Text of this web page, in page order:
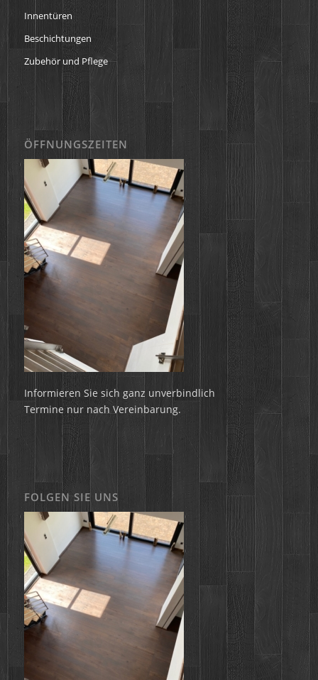
Innentüren
Beschichtungen
Zubehör und Pflege
ÖFFNUNGSZEITEN
Informieren Sie sich ganz unverbindlich
Termine nur nach Vereinbarung.
FOLGEN SIE UNS